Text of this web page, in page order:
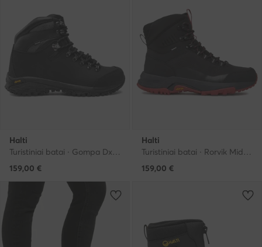
Halti
Turistiniai batai · Gompa Dx 054-2238 · Juoda
159,00 €
Halti
Turistiniai batai · Rorvik Mid Drymaxx 054-2805 · Juoda
159,00 €